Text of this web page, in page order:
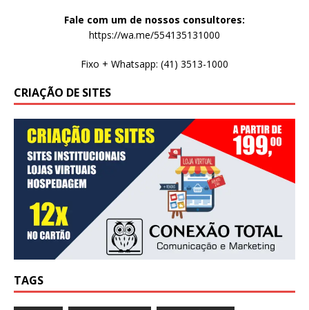
Fale com um de nossos consultores:
https://wa.me/554135131000
Fixo + Whatsapp: (41) 3513-1000
CRIAÇÃO DE SITES
TAGS